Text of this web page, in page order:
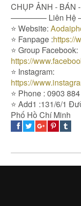
CHỤP ẢNH - BÁN
————– Liên
⭐️ Website:
⭐️ Fanpage :https://
⭐️ Group Facebook:
https://
⭐️ Instagram:
https://
⭐️ Phone : 0903
⭐️ Add1 :131/6/1
Phố Hồ Chí Minh